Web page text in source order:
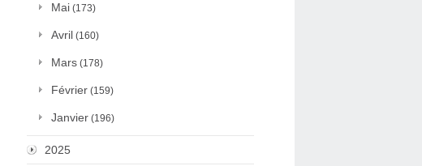
Mai (173)
Avril (160)
Mars (178)
Février (159)
Janvier (196)
2025